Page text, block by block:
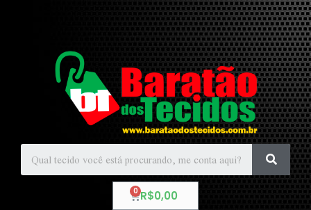
R$0,00